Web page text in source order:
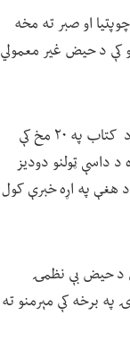
او صبر ته مخه
کې د حیض غیر معمولي
له همدې امله د دې اثر لومړی سرلیک هم د «موږ ښځې او د حیض ممنوع» په نوم ځانګړی شوی دی، د کتاب په ۲۰ مخ کې
داسې ټولنو دودیز
هغې په اړه خبرې کول
د حیض بې نظمۍ
په برخه کې مېرمنو ته